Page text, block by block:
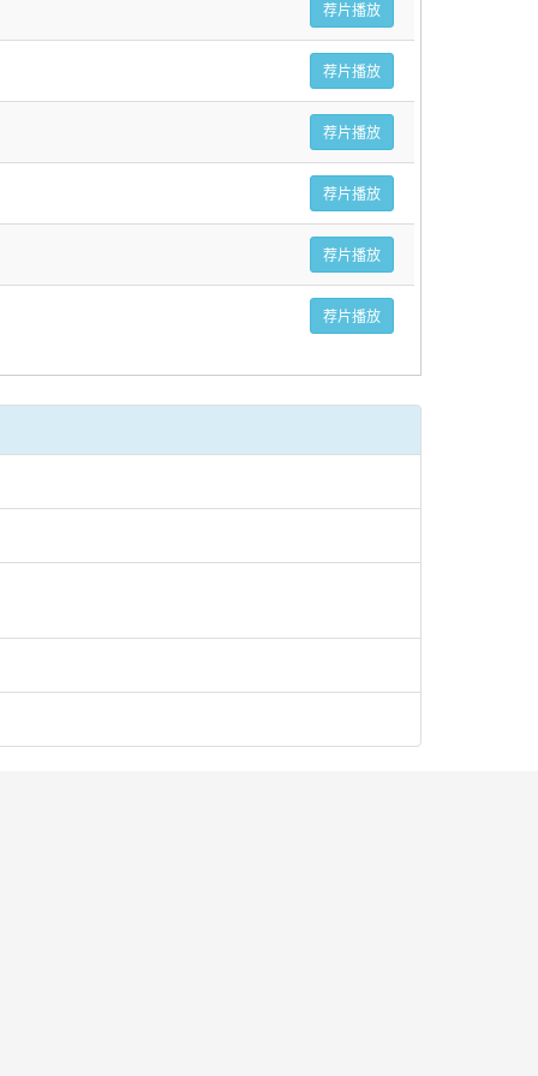
荐片播放
荐片播放
荐片播放
荐片播放
荐片播放
荐片播放